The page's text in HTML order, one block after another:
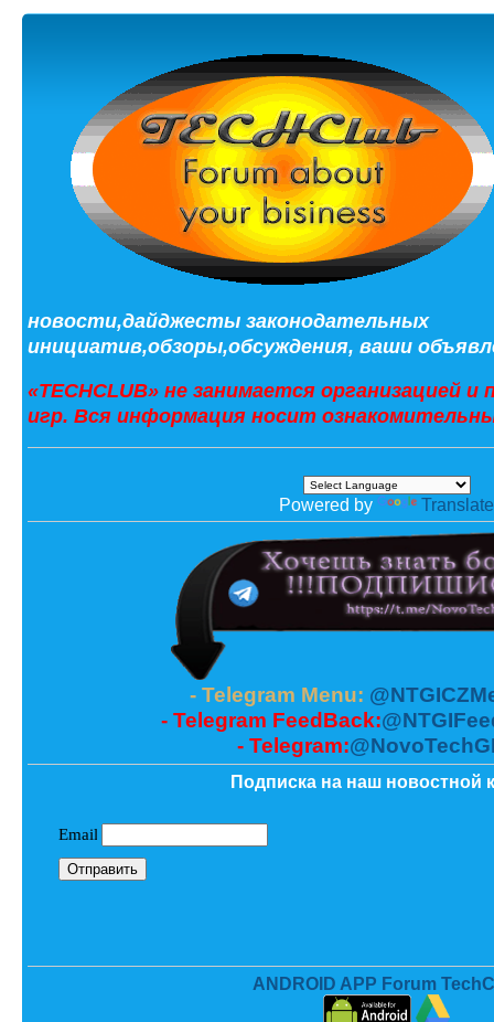
новости,дайджесты законодательных
инициатив,обзоры,обсуждения, ваши
«TECHCLUB» не занимается организацией
игр. Вся информация носит
Powered by Translate
- Telegram Menu:
- Telegram FeedBack:
- Telegram:
Подписка на наш новостной
ANDROID APP Forum